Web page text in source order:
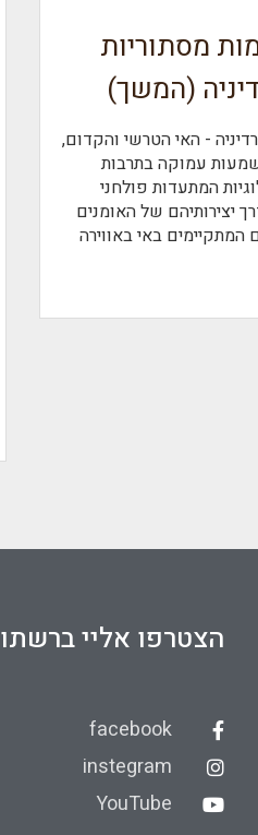
מסתוריות
(המשך)
- האי הטרשי והקדום,
עמוקה בתרבות
המתעדות פולחני
יצירותיהם של האומנים
באי באווירה
הצטרפו אליי
facebook
instegram
YouTube